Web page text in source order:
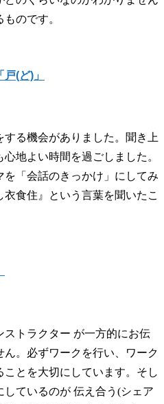
のです。
(ど)」
る機会がありました。聞き上
地よい時間を過ごしました。
「会話のきっかけ」にしてみ
食住』という言葉を聞いたこ
ストラクター が一方的にお伝
ん。必ずワークを行い、ワーク
とを大切にしています。そし
ているのが 伝え合う(シェア